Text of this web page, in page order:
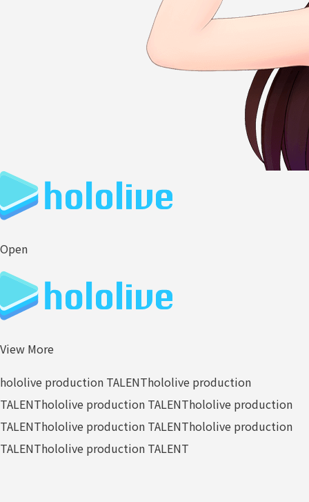
Open
View More
hololive production TALENThololive production
TALENThololive production TALENThololive production
TALENThololive production TALENThololive production
TALENThololive production TALENT